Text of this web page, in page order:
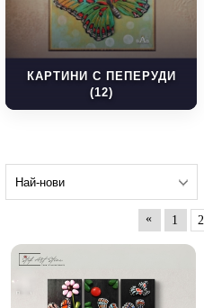
КАРТИНИ С ПЕПЕРУДИ
(12)
« 1 2